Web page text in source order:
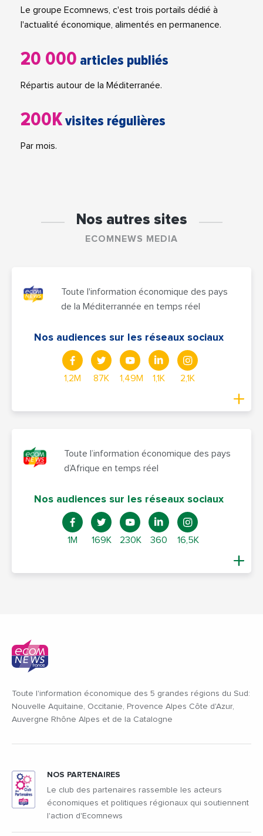
Le groupe Ecomnews, c'est trois portails dédié à
l'actualité économique, alimentés en permanence.
20 000 articles publiés
Répartis autour de la Méditerranée.
200Kvisites régulières
Par mois.
Nos autres sites
ECOMNEWS MEDIA
Toute l'information économique des pays
de la Méditerrannée en temps réel
Nos audiences sur les réseaux sociaux
1,2M 87K 1,49M 1,1K 2,1K
Toute l’information économique des pays
d’Afrique en temps réel
Nos audiences sur les réseaux sociaux
1M 169K 230K 360 16,5K
Toute l'information économique des 5 grandes régions du Sud:
Nouvelle Aquitaine, Occitanie, Provence Alpes Côte d'Azur,
Auvergne Rhône Alpes et de la Catalogne
NOS PARTENAIRES
Le club des partenaires rassemble les acteurs
économiques et politiques régionaux qui soutiennent
l'action d'Ecomnews